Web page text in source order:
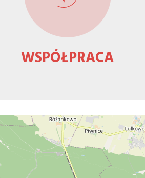
WSPÓŁPRACA